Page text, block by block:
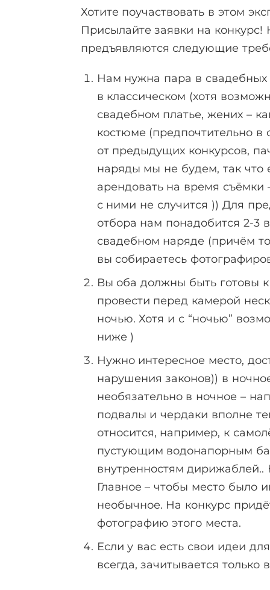
Хотите поучаствовать в этом
Присылайте заявки на конкурс!
предъявляются следующие
Нам нужна пара в свадебных
в классическом (хотя
свадебном платье, жених –
костюме (предпочтительно в
от предыдущих конкурсов,
наряды мы не будем, так что
арендовать на время съёмки
с ними не случится )) Для
отбора нам понадобится 2-3
свадебном наряде (причём
вы собираетесь
Вы оба должны быть готовы
провести перед камерой
ночью. Хотя и с “ночью”
ниже )
Нужно интересное место,
нарушения законов)) в
необязательно в ночное –
подвалы и чердаки вполне
относится, например, к
пустующим водонапорным
внутренностям
Главное – чтобы место было
необычное. На конкурс
фотографию этого места.
Если у вас есть свои идеи
всегда, зачитывается только